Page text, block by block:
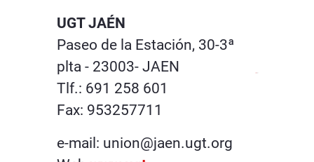
UGT JAÉN
Paseo de la Estación, 30-3ª
plta - 23003- JAEN
Tlf.: 691 258 601
Fax: 953257711
e-mail: union@jaen.ugt.org